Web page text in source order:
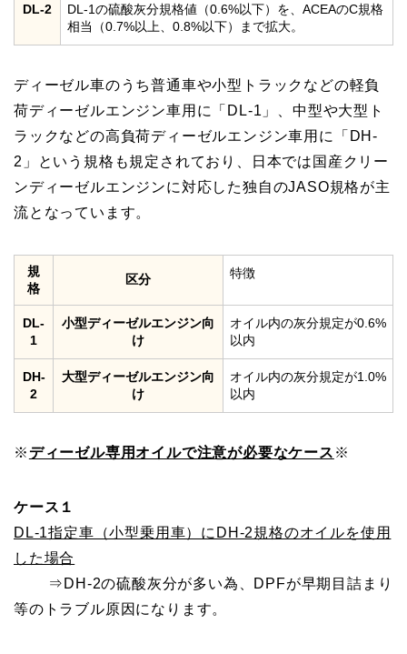
DL-2
DL-1の硫酸灰分規格値（0.6%以下）を、ACEAのC規格
相当（0.7%以上、0.8%以下）まで拡大。
ディーゼル車のうち普通車や小型トラックなどの軽負
荷ディーゼルエンジン車用に「DL-1」、中型や大型ト
ラックなどの高負荷ディーゼルエンジン車用に「DH-
2」という規格も規定されており、日本では国産クリー
ンディーゼルエンジンに対応した独自のJASO規格が主
流となっています。
規
格
区分 特徴
DL-
1
小型ディーゼルエンジン向
け
オイル内の灰分規定が0.6%
以内
DH-
2
大型ディーゼルエンジン向
け
オイル内の灰分規定が1.0%
以内
※ ディーゼル専用オイルで注意が必要なケース ※
ケース１
DL-1指定車（小型乗用車）にDH-2規格のオイルを使用
した場合
⇒DH-2の硫酸灰分が多い為、DPFが早期目詰まり
等のトラブル原因になります。